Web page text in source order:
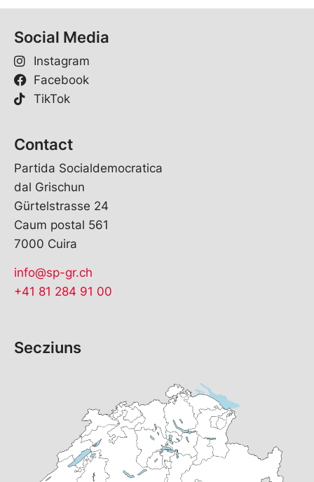
Social Media
Instagram
Facebook
TikTok
Contact
Partida Socialdemocratica
dal Grischun
Gürtelstrasse 24
Caum postal 561
7000 Cuira
info@sp-gr.ch
+41 81 284 91 00
Secziuns